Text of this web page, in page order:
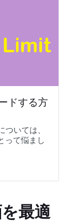
ドする方
いては、
って悩まし
最適